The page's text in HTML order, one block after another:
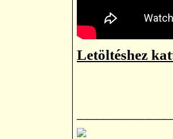
Letöltéshez